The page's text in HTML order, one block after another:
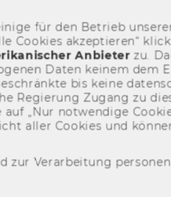
für den Be­trieb
Coo­kies ak­zep­tie­ren“
An­bie­terzu.
Daten kei­nem dem
bis keine
Re­gie­rung Zu­gang zu
„Nur not­wen­di­ge
aller Coo­kies und
zur Verarbeitung